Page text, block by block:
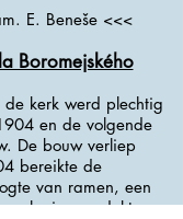
E. Beneše <<<
Boromejského
de kerk werd plechtig
en de volgende
De bouw verliep
bereikte de
van ramen, een
overdekt